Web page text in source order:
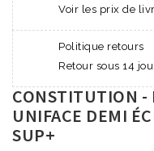
Voir les prix de
Politique retours
Retour sous 14
CONSTITUTION -
UNIFACE DEMI
SUP+